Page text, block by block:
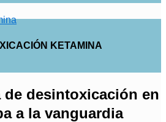
KETAMINA
de desintoxicación en
a la vanguardia